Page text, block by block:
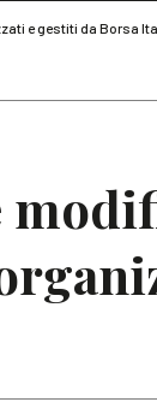
e gestiti da Borsa